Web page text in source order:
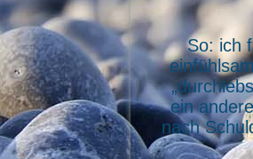
So: ich
ein
nach